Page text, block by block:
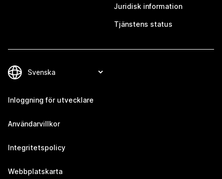
Juridisk information
Tjänstens status
Inloggning för utvecklare
Användarvillkor
Integritetspolicy
Webbplatskarta